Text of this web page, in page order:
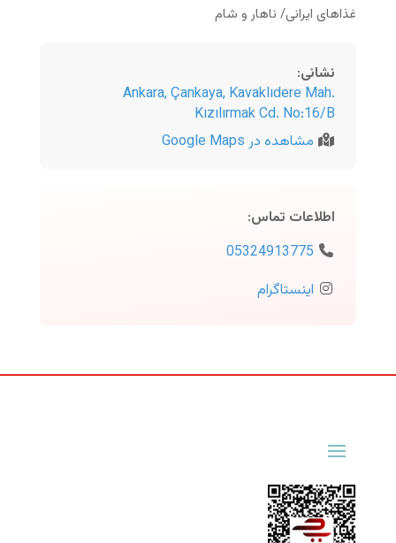
غذاهای ایرانی/ ناهار و شام
نشانی:
Ankara,Çankaya, Kavaklıdere Mah.
Kızılırmak Cd. No:16/B
مشاهده در Google Maps
اطلاعات تماس:
05324913775
اینستاگرام